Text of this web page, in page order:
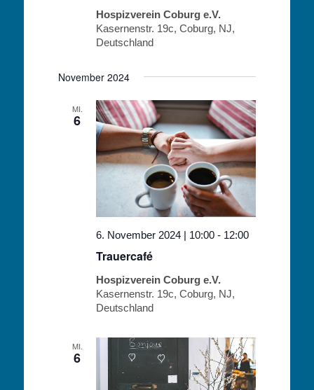
Hospizverein Coburg e.V.
Kasernenstr. 19c, Coburg, NJ,
Deutschland
November 2024
MI.
6
Trauercafé
6. November 2024 | 10:00 - 12:00
Hospizverein Coburg e.V.
Kasernenstr. 19c, Coburg, NJ,
Deutschland
MI.
6